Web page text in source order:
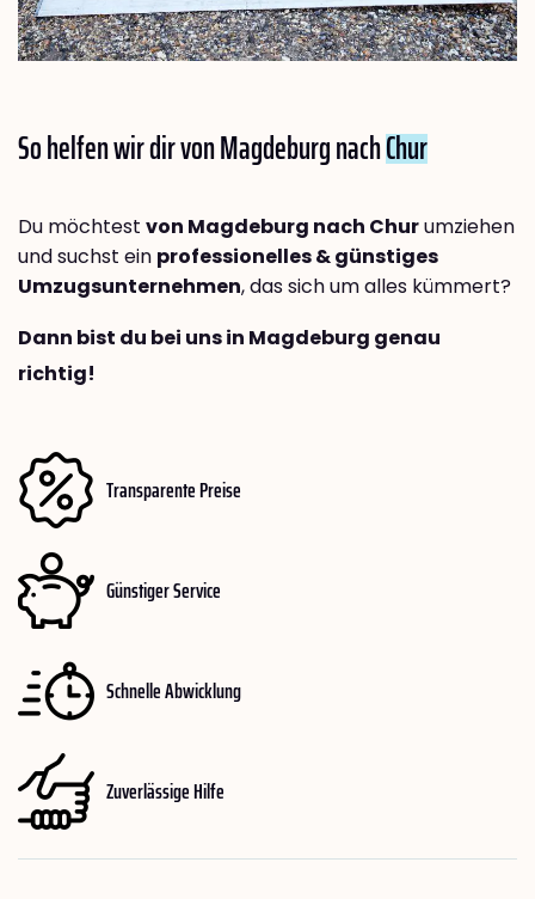
So helfen wir dir von Magdeburg nachChur
Du möchtest von Magdeburg nach Churumziehen
und suchst ein professionelles & günstiges
Umzugsunternehmen, das sich um alles kümmert?
Dann bist du bei uns in Magdeburg genau
richtig!
Transparente Preise
Günstiger Service
Schnelle Abwicklung
Zuverlässige Hilfe